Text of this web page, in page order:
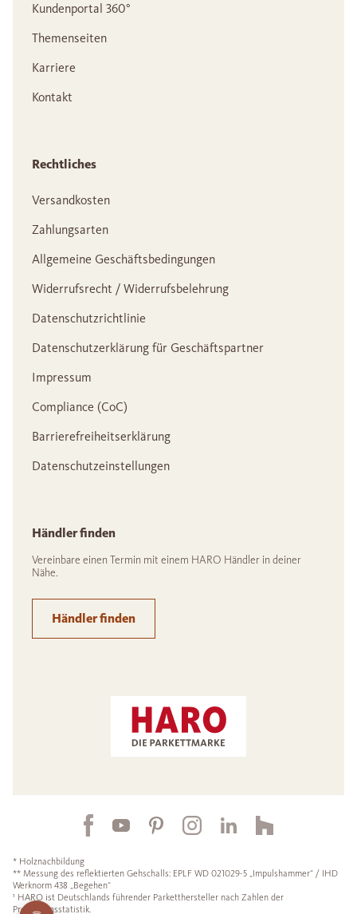
Kundenportal 360°
Themenseiten
Karriere
Kontakt
Rechtliches
Versandkosten
Zahlungsarten
Allgemeine Geschäftsbedingungen
Widerrufsrecht / Widerrufsbelehrung
Datenschutzrichtlinie
Datenschutzerklärung für Geschäftspartner
Impressum
Compliance (CoC)
Barrierefreiheitserklärung
Datenschutzeinstellungen
Händler finden
Vereinbare einen Termin mit einem HARO Händler in deiner
Nähe.
Händler finden
* Holznachbildung
** Messung des reflektierten Gehschalls: EPLF WD 021029-5 „Impulshammer“ / IHD
Werknorm 438 „Begehen“
¹ HARO ist Deutschlands führender Parketthersteller nach Zahlen der
Produktionsstatistik.